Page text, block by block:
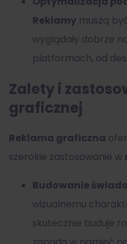
Reklamy muszą
wyglądały dobrze
platformach, od
Zalety i
graficznej
Reklama graficzna
szerokie zastosowanie w
Budowanie
wizualnemu
skutecznie buduje